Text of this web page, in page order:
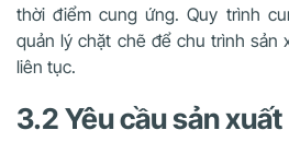
thời điểm cung ứng. Quy trình
quản lý chặt chẽ để chu trình sản
liên tục.
3.2 Yêu cầu sản xuất